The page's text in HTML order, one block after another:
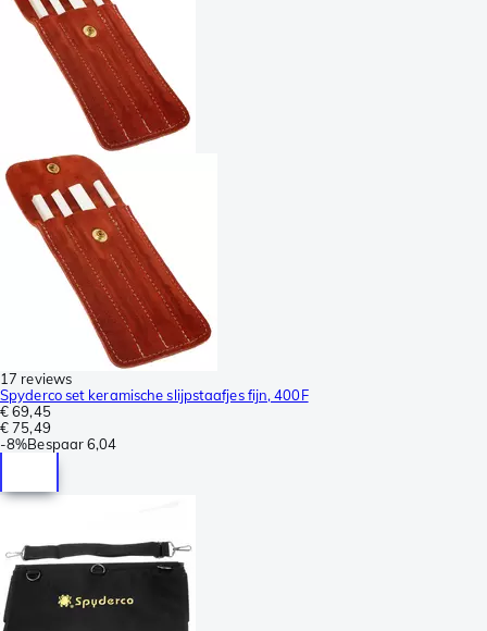
17 reviews
Spyderco set keramische slijpstaafjes fijn, 400F
€ 69,45
€ 75,49
-8%Bespaar6,04